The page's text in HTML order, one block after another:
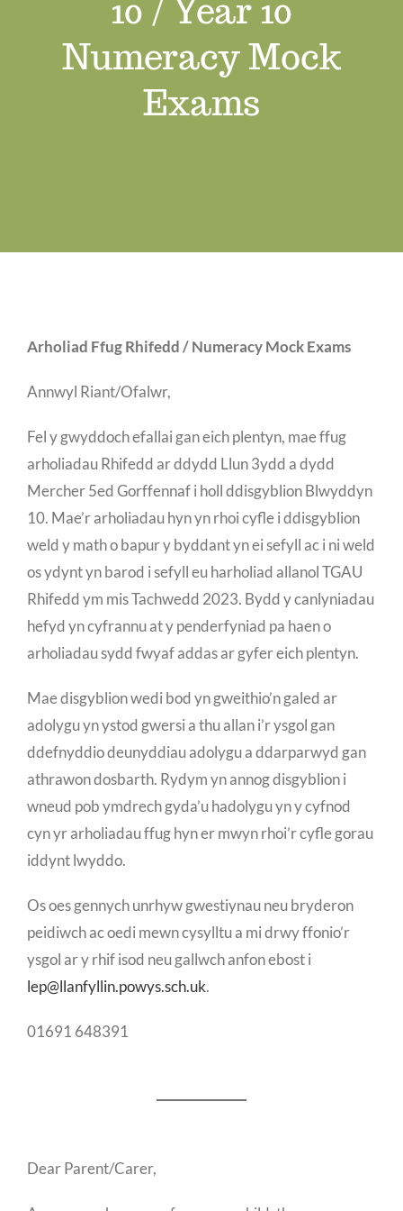
Swyddi Gwag
Cyswllt
10 / Year 10
Numeracy Mock
Exams
Arholiad Ffug Rhifedd / Numeracy Mock Exams
Annwyl Riant/Ofalwr,
Fel y gwyddoch efallai gan eich plentyn, mae ffug
arholiadau Rhifedd ar ddydd Llun 3ydd a dydd
Mercher 5ed Gorffennaf i holl ddisgyblion Blwyddyn
10. Mae’r arholiadau hyn yn rhoi cyfle i ddisgyblion
weld y math o bapur y byddant yn ei sefyll ac i ni weld
os ydynt yn barod i sefyll eu harholiad allanol TGAU
Rhifedd ym mis Tachwedd 2023. Bydd y canlyniadau
hefyd yn cyfrannu at y penderfyniad pa haen o
arholiadau sydd fwyaf addas ar gyfer eich plentyn.
Mae disgyblion wedi bod yn gweithio’n galed ar
adolygu yn ystod gwersi a thu allan i’r ysgol gan
ddefnyddio deunyddiau adolygu a ddarparwyd gan
athrawon dosbarth. Rydym yn annog disgyblion i
wneud pob ymdrech gyda’u hadolygu yn y cyfnod
cyn yr arholiadau ffug hyn er mwyn rhoi’r cyfle gorau
iddynt lwyddo.
Os oes gennych unrhyw gwestiynau neu bryderon
peidiwch ac oedi mewn cysylltu a mi drwy ffonio’r
ysgol ar y rhif isod neu gallwch anfon ebost i
lep@llanfyllin.powys.sch.uk.
01691 648391
Dear Parent/Carer,